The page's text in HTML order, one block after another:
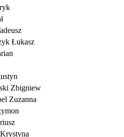
Łukasz
Zbigniew
Zuzanna